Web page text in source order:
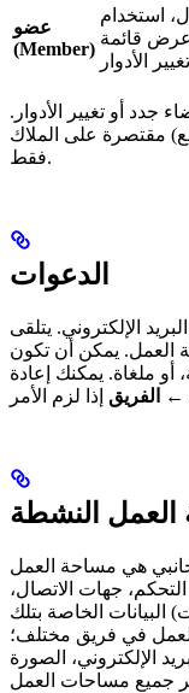
عضو
(Member)
استخدام
عرض قائمة
أو تغيير الأدوار.
مقتصرة على الملاك
فقط.
الدعوات
الإلكتروني. يتلقى
العمل. يمكن أن تكون
أو ملغاة. يمكنك إعادة
← الفريق
النشطة
هي مساحة العمل
جهات الاتصال،
البيانات الخاصة بتلك
في فريق مختلف؛
الإلكتروني، الصورة